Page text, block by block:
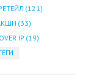
(121)
(33)
IP (19)